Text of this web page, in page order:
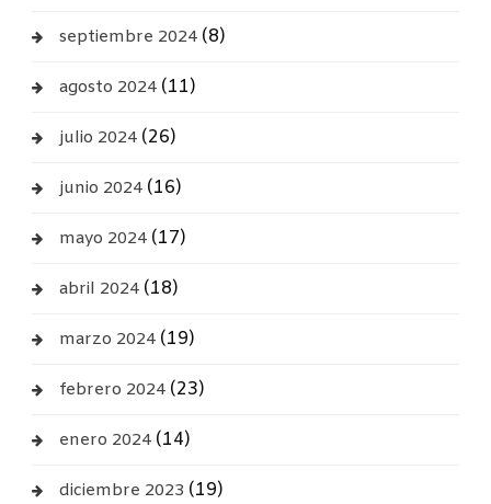
septiembre 2024(8)
agosto 2024(11)
julio 2024(26)
junio 2024(16)
mayo 2024(17)
abril 2024(18)
marzo 2024(19)
febrero 2024(23)
enero 2024(14)
diciembre 2023 (19)